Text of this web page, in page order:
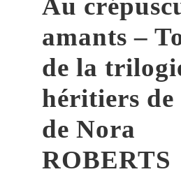
Au
amants –
de la
héritiers de
de Nora
ROBERTS